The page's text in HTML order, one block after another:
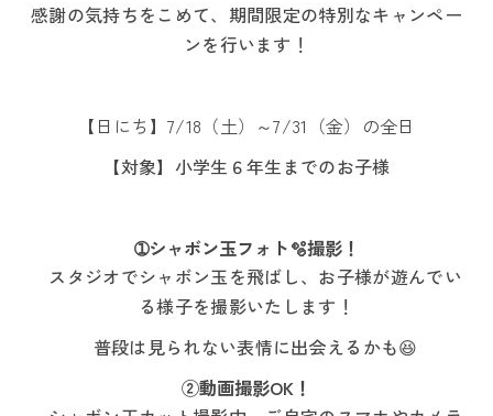
感謝の気持ちをこめて、期間限定の特別なキャンペー
ンを行います！
【日にち】7/18（土）～7/31（金）の全日
【対象】小学生６年生までのお子様
➀シャボン玉フォト🫧撮影！
スタジオでシャボン玉を飛ばし、お子様が遊んでい
る様子を撮影いたします！
普段は見られない表情に出会えるかも😆
②動画撮影OK！